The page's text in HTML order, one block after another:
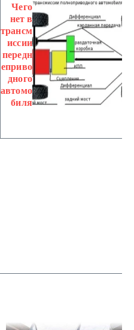
Чего
нет в
трансм
иссии
передн
еприво
дного
автомо
биля